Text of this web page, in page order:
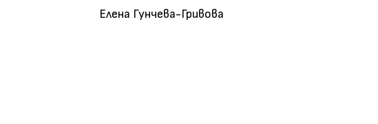
Елена Гунчева-Гривова